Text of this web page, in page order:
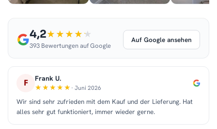
4,2
393 Bewertungen auf Google
Auf Google ansehen
F Frank U.
· Juni 2026
Wir sind sehr zufrieden mit dem Kauf und der Lieferung. Hat
alles sehr gut funktioniert, immer wieder gerne.